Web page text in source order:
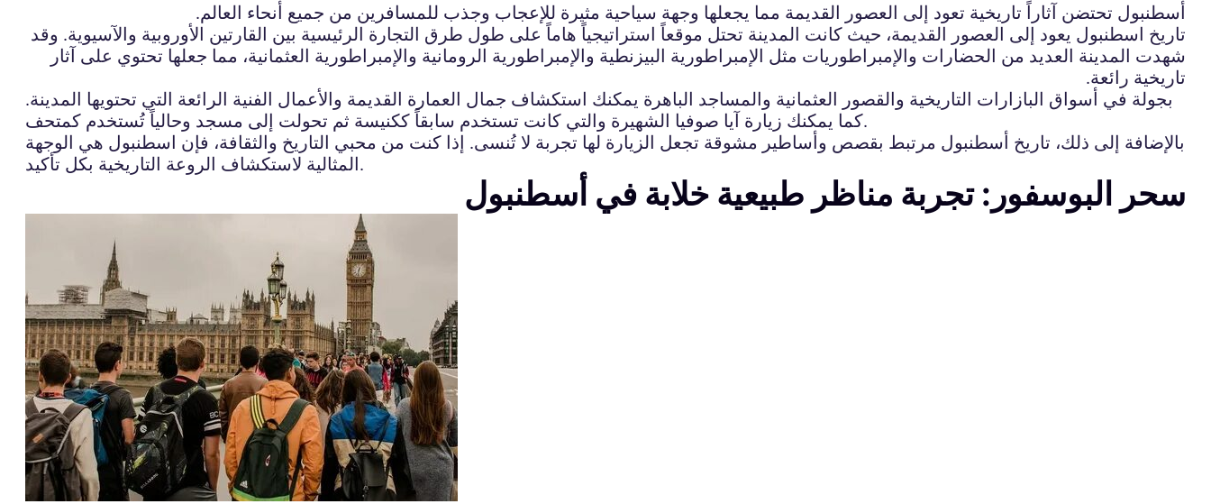
أسطنبول تحتضن آثاراً تاريخية تعود إلى العصور القديمة مما يجعلها وجهة سياحية مثيرة للإعجاب وجذب للمسافرين من جميع أنحاء العالم.
تاريخ اسطنبول يعود إلى العصور القديمة، حيث كانت المدينة تحتل موقعاً استراتيجياً هاماً على طول طرق التجارة الرئيسية بين القارتين الأوروبية والآسيوية. وقد
شهدت المدينة العديد من الحضارات والإمبراطوريات مثل الإمبراطورية البيزنطية والإمبراطورية الرومانية والإمبراطورية العثمانية، مما جعلها تحتوي على آثار
تاريخية رائعة.
بجولة في أسواق البازارات التاريخية والقصور العثمانية والمساجد الباهرة يمكنك استكشاف جمال العمارة القديمة والأعمال الفنية الرائعة التي تحتويها المدينة.
كما يمكنك زيارة آيا صوفيا الشهيرة والتي كانت تستخدم سابقاً ككنيسة ثم تحولت إلى مسجد وحالياً تُستخدم كمتحف.
بالإضافة إلى ذلك، تاريخ أسطنبول مرتبط بقصص وأساطير مشوقة تجعل الزيارة لها تجربة لا تُنسى. إذا كنت من محبي التاريخ والثقافة، فإن اسطنبول هي الوجهة
المثالية لاستكشاف الروعة التاريخية بكل تأكيد.
سحر البوسفور: تجربة مناظر طبيعية خلابة في أسطنبول